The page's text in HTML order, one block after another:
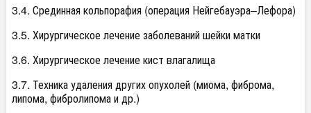
3.4. Срединная кольпорафия (операция Нейгебауэра–Лефора)
3.5. Хирургическое лечение заболеваний шейки матки
3.6. Хирургическое лечение кист влагалища
3.7. Техника удаления других опухолей (миома, фиброма,
липома, фибролипома и др.)